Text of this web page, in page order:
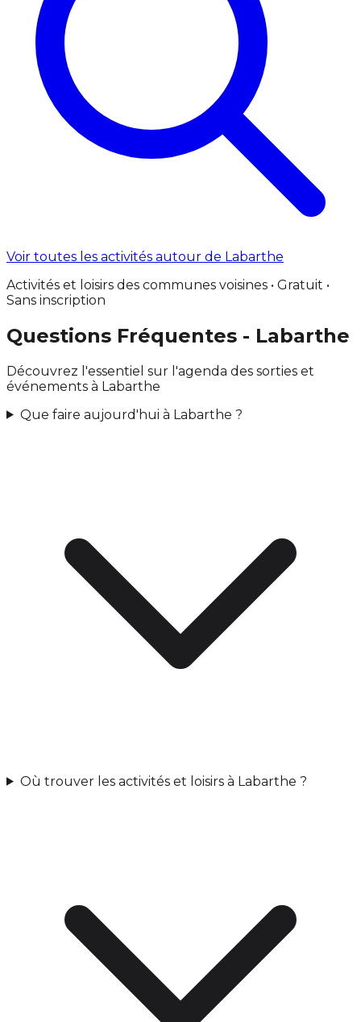
Voir toutes les activités autour de Labarthe
Activités et loisirs des communes voisines • Gratuit •
Sans inscription
Questions Fréquentes - Labarthe
Découvrez l'essentiel sur l'agenda des sorties et
événements à Labarthe
Que faire aujourd'hui à Labarthe ?
Où trouver les activités et loisirs à Labarthe ?